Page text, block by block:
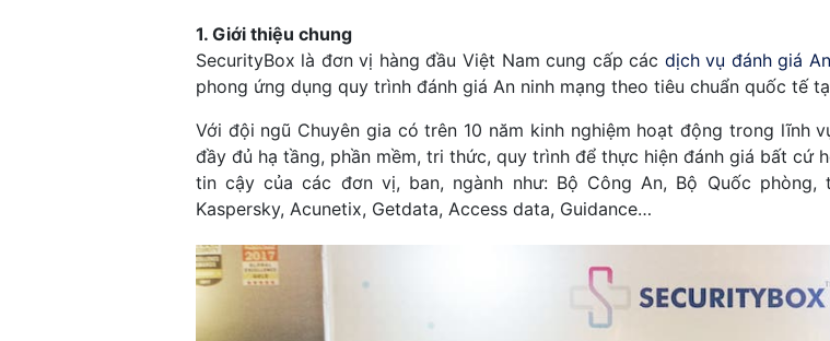
1. Giới thiệu chung
SecurityBox là đơn vị hàng đầu Việt Nam cung cấp các dịch vụ đánh giá
phong ứng dụng quy trình đánh giá An ninh mạng theo tiêu chuẩn quốc tế
Với đội ngũ Chuyên gia có trên 10 năm kinh nghiệm hoạt động trong lĩnh
đầy đủ hạ tầng, phần mềm, tri thức, quy trình để thực hiện đánh giá bất cứ
tin cậy của các đơn vị, ban, ngành như: Bộ Công An, Bộ Quốc
Kaspersky, Acunetix, Getdata, Access data, Guidance…